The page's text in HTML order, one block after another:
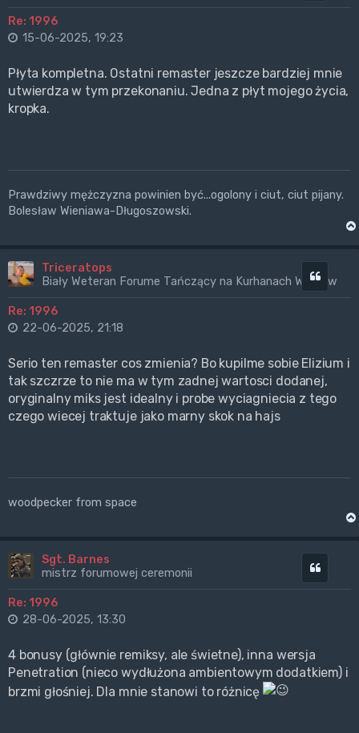
Re: 1996
15-06-2025, 19:23
Płyta kompletna. Ostatni remaster jeszcze bardziej mnie
utwierdza w tym przekonaniu. Jedna z płyt mojego życia,
kropka.
Prawdziwy mężczyzna powinien być...ogolony i ciut, ciut pijany.
Bolesław Wieniawa-Długoszowski.
Triceratops
Biały Weteran Forume Tańczący na Kurhanach Wrogów
Re: 1996
Cytuj
22-06-2025, 21:18
Serio ten remaster cos zmienia? Bo kupilme sobie Elizium i
tak szczrze to nie ma w tym zadnej wartosci dodanej,
oryginalny miks jest idealny i probe wyciagniecia z tego
czego wiecej traktuje jako marny skok na hajs
woodpecker from space
Sgt. Barnes
mistrz forumowej ceremonii
Re: 1996
28-06-2025, 13:30
4 bonusy (głównie remiksy, ale świetne), inna wersja
Penetration (nieco wydłużona ambientowym dodatkiem) i
brzmi głośniej. Dla mnie stanowi to różnicę